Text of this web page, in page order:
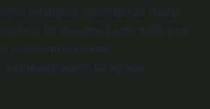
senaryolar yaratmamıza olanak
sadece bir düşünme biçimi değil, aynı
ve kolektif ekonomik
bir yoludur.